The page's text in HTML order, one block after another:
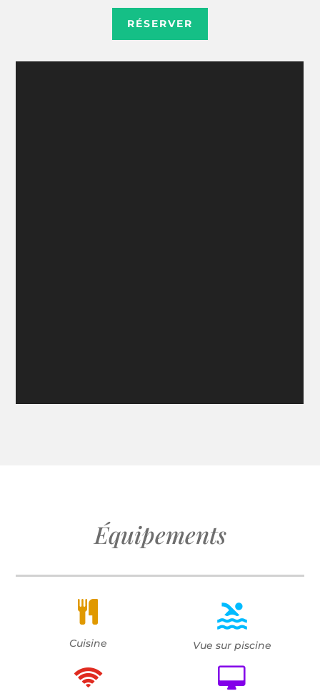
RÉSERVER
Équipements

Cuisine
s
Vue sur piscine
 